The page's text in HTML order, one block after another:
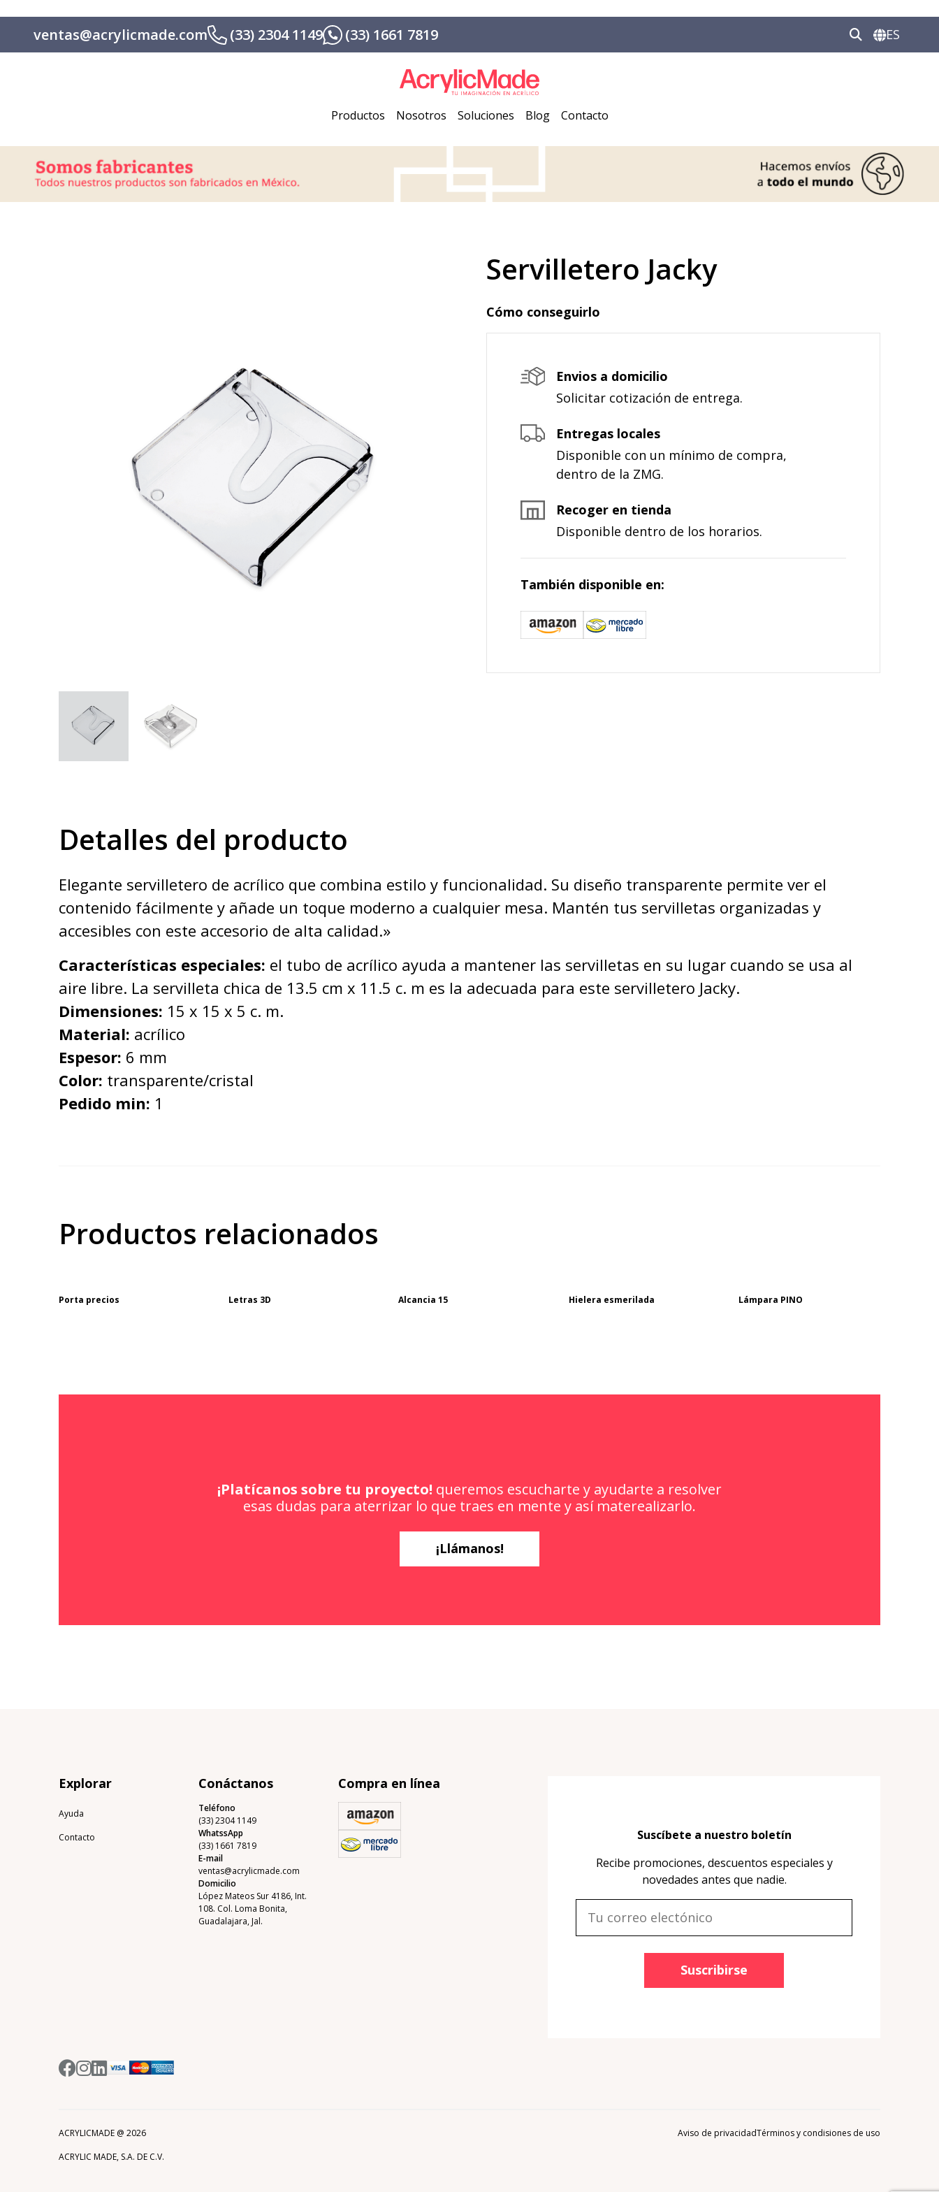
ventas@acrylicmade.com (33) 2304 1149 (33) 1661 7819 ES
Productos Nosotros Soluciones Blog Contacto
Servilletero Jacky
Cómo conseguirlo
Envios a domicilio
Solicitar cotización de entrega.
Entregas locales
Disponible con un mínimo de compra,
dentro de la ZMG.
Recoger en tienda
Disponible dentro de los horarios.
También disponible en:
Detalles del producto
Elegante servilletero de acrílico que combina estilo y funcionalidad. Su diseño transparente permite ver el
contenido fácilmente y añade un toque moderno a cualquier mesa. Mantén tus servilletas organizadas y
accesibles con este accesorio de alta calidad.»
Características especiales: el tubo de acrílico ayuda a mantener las servilletas en su lugar cuando se usa al
aire libre. La servilleta chica de 13.5 cm x 11.5 c. m es la adecuada para este servilletero Jacky.
Dimensiones: 15 x 15 x 5 c. m.
Material: acrílico
Espesor: 6 mm
Color: transparente/cristal
Pedido min: 1
Productos relacionados
Porta precios Letras 3D Alcancia 15 Hielera esmerilada Lámpara PINO
¡Platícanos sobre tu proyecto! queremos escucharte y ayudarte a resolver
esas dudas para aterrizar lo que traes en mente y así materealizarlo.
¡Llámanos!
Explorar
Ayuda
Contacto
Conáctanos
Teléfono
(33) 2304 1149
WhatssApp
(33) 1661 7819
E-mail
ventas@acrylicmade.com
Domicilio
López Mateos Sur 4186, Int.
108. Col. Loma Bonita,
Guadalajara, Jal.
Compra en línea
Suscíbete a nuestro boletín
Recibe promociones, descuentos especiales y
novedades antes que nadie.
Suscribirse
ACRYLICMADE @ 2026
ACRYLIC MADE, S.A. DE C.V.
Aviso de privacidadTérminos y condisiones de uso